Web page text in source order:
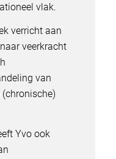
vlak.
verricht aan
veerkracht
van
(chronische)
Yvo ook